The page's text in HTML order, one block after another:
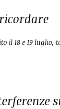
il 18 e 19 luglio,